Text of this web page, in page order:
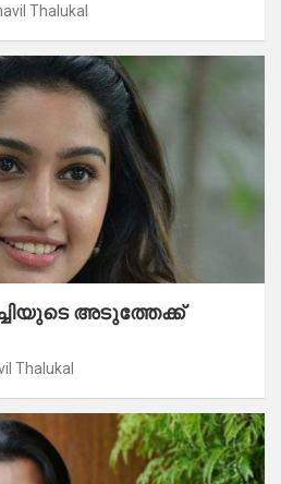
Thalukal
അടുത്തേക്ക്
Thalukal